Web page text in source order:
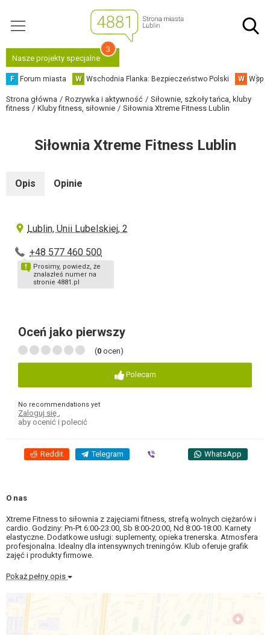
Nasze projekty specjalne
3
F Forum miasta W Wschodnia Flanka: Bezpieczeństwo Polski W
Strona główna Rozrywka i aktywność
Siłownie, szkoły tańca, kluby
fitness
Kluby fitness, siłownie Siłownia Xtreme Fitness Lublin
Siłownia Xtreme Fitness Lublin
Opis Opinie
Lublin, Unii Lubelskiej, 2
+48 577 460 500
Prosimy, powiedz, że
znalazłeś numer na
stronie 4881.pl
Oceń jako pierwszy
(0 ocen)
Polecam
No recommendations yet
Zaloguj się
aby ocenić i polecić
Reddit Telegram WhatsApp
O nas
Xtreme Fitness to siłownia z zajęciami fitness, strefą wolnych ciężarów i
cardio. Godziny: Pn-Pt 6:00-23:00, Sb 8:00-20:00, Nd 8:00-18:00. Karnety
elastyczne. Dodatkowe usługi: suplementy, opieka trenerska. Atmosfera
profesjonalna. Idealny dla intensywnych treningów. Klub oferuje grafik
zajęć i produkty firmowe.
Pokaż pełny opis